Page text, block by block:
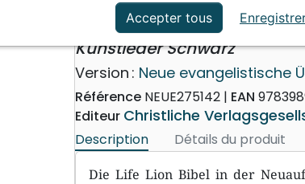
Événements
Life Lion Bibel NeÜ
Kunstleder Schwarz
Version : Neue evangelistische
Référence NEUE275142 EAN
Editeur Christliche
Description
Détails du produit
Die Life Lion Bibel in der
Accepter tous